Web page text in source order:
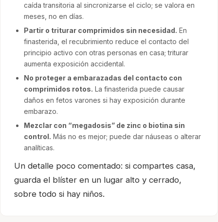
caída transitoria al sincronizarse el ciclo; se valora en
meses, no en días.
Partir o triturar comprimidos sin necesidad. En
finasterida, el recubrimiento reduce el contacto del
principio activo con otras personas en casa; triturar
aumenta exposición accidental.
No proteger a embarazadas del contacto con
comprimidos rotos. La finasterida puede causar
daños en fetos varones si hay exposición durante
embarazo.
Mezclar con “megadosis” de zinc o biotina sin
control. Más no es mejor; puede dar náuseas o alterar
analíticas.
Un detalle poco comentado: si compartes casa,
guarda el blíster en un lugar alto y cerrado,
sobre todo si hay niños.